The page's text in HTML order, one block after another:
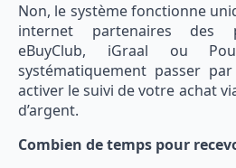
Non, le système fonctionne
internet partenaires des
eBuyClub, iGraal ou
systématiquement passer
activer le suivi de votre achat
d’argent.
Combien de temps pour